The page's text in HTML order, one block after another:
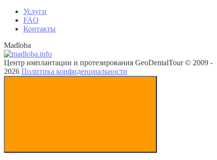
Услуги
FAQ
Контакты
Madloba
Центр имплантации и протезирования GeoDentalTour © 2009 -
2026 Политика конфиденциальности